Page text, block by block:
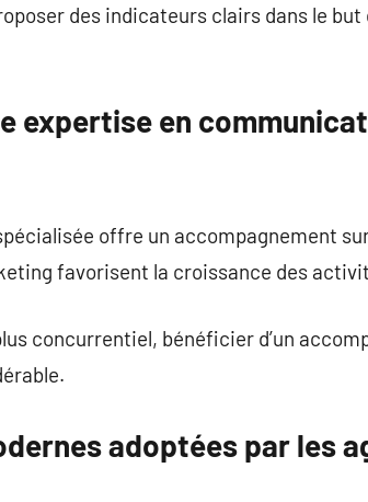
des indicateurs clairs dans le but
expertise en
offre un accompagnement
favorisent la croissance des
concurrentiel, bénéficier d’un
adoptées par les